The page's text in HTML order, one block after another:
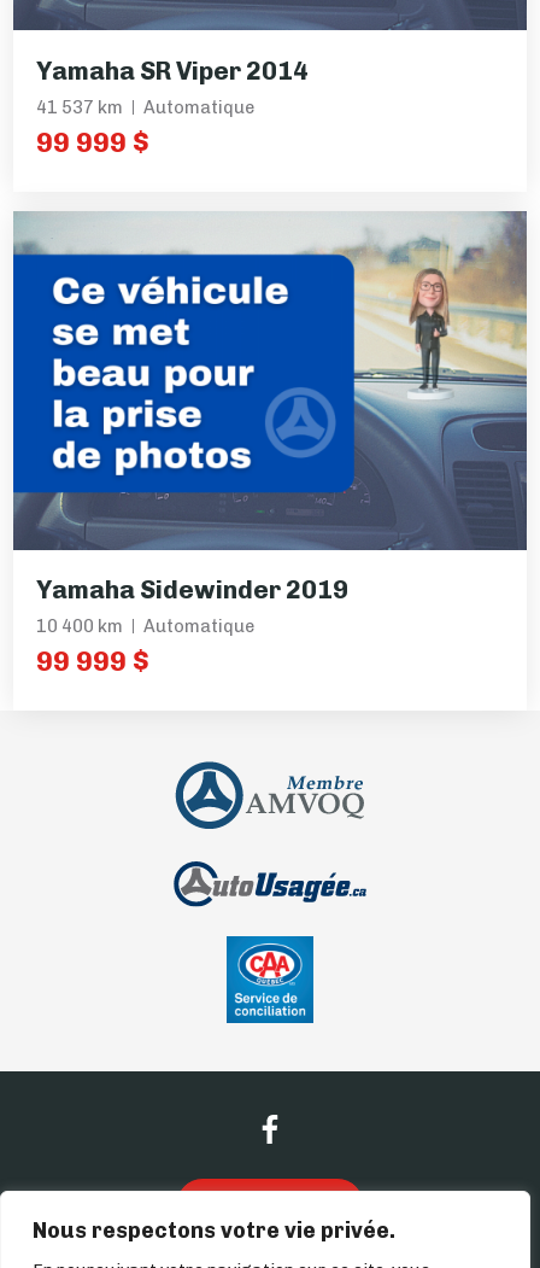
Nous respectons votre vie privée.
Yamaha SR Viper 2014
41 537 km Automatique
99 999 $
Yamaha Sidewinder 2019
10 400 km Automatique
99 999 $